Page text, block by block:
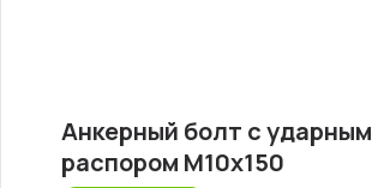
Анкерный болт с ударным
распором М10х150